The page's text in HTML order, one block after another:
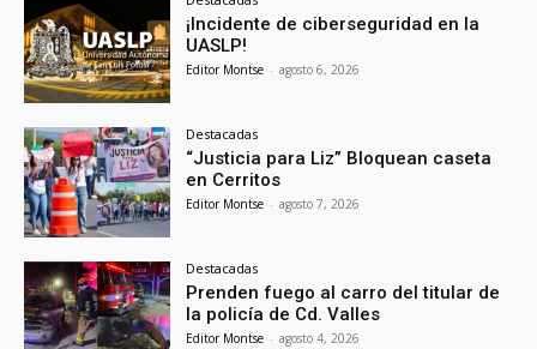
¡Incidente de ciberseguridad en la
UASLP!
Editor Montse - agosto 6, 2026
Destacadas
“Justicia para Liz” Bloquean caseta
en Cerritos
Editor Montse - agosto 7, 2026
Destacadas
Prenden fuego al carro del titular de
la policía de Cd. Valles
Editor Montse - agosto 4, 2026